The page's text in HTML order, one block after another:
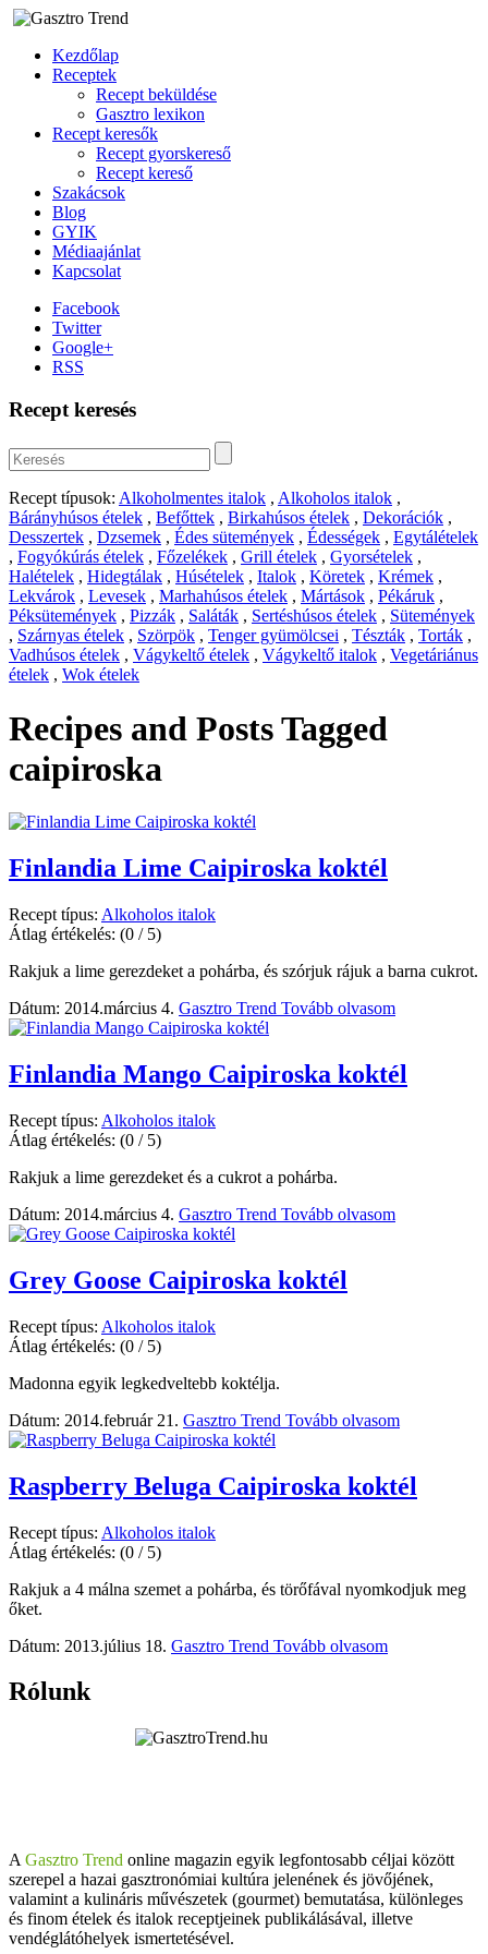
Kezdőlap
Receptek
Recept beküldése
Gasztro lexikon
Recept keresők
Recept gyorskereső
Recept kereső
Szakácsok
Blog
GYIK
Médiaajánlat
Kapcsolat
Facebook
Twitter
Google+
RSS
Recept keresés
Recept típusok: Alkoholmentes italok , Alkoholos italok ,
Bárányhúsos ételek , Befőttek , Birkahúsos ételek , Dekorációk ,
Desszertek , Dzsemek , Édes sütemények , Édességek , Egytálételek
, Fogyókúrás ételek , Főzelékek , Grill ételek , Gyorsételek ,
Halételek , Hidegtálak , Húsételek , Italok , Köretek , Krémek ,
Lekvárok , Levesek , Marhahúsos ételek , Mártások , Pékáruk ,
Péksütemények , Pizzák , Saláták , Sertéshúsos ételek , Sütemények
, Szárnyas ételek , Szörpök , Tenger gyümölcsei , Tészták , Torták ,
Vadhúsos ételek , Vágykeltő ételek , Vágykeltő italok , Vegetáriánus
ételek , Wok ételek
Recipes and Posts Tagged
caipiroska
Finlandia Lime Caipiroska koktél
Recept típus: Alkoholos italok
Átlag értékelés: (0 / 5)
Rakjuk a lime gerezdeket a pohárba, és szórjuk rájuk a barna cukrot.
Dátum: 2014.március 4. Gasztro Trend Tovább olvasom
Finlandia Mango Caipiroska koktél
Recept típus: Alkoholos italok
Átlag értékelés: (0 / 5)
Rakjuk a lime gerezdeket és a cukrot a pohárba.
Dátum: 2014.március 4. Gasztro Trend Tovább olvasom
Grey Goose Caipiroska koktél
Recept típus: Alkoholos italok
Átlag értékelés: (0 / 5)
Madonna egyik legkedveltebb koktélja.
Dátum: 2014.február 21. Gasztro Trend Tovább olvasom
Raspberry Beluga Caipiroska koktél
Recept típus: Alkoholos italok
Átlag értékelés: (0 / 5)
Rakjuk a 4 málna szemet a pohárba, és törőfával nyomkodjuk meg
őket.
Dátum: 2013.július 18. Gasztro Trend Tovább olvasom
Rólunk
A Gasztro Trend online magazin egyik legfontosabb céljai között
szerepel a hazai gasztronómiai kultúra jelenének és jövőjének,
valamint a kulináris művészetek (gourmet) bemutatása, különleges
és finom ételek és italok receptjeinek publikálásával, illetve
vendéglátóhelyek ismertetésével.